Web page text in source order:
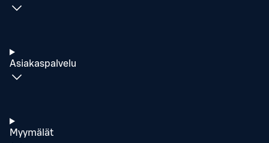
Asiakaspalvelu
Myymälät